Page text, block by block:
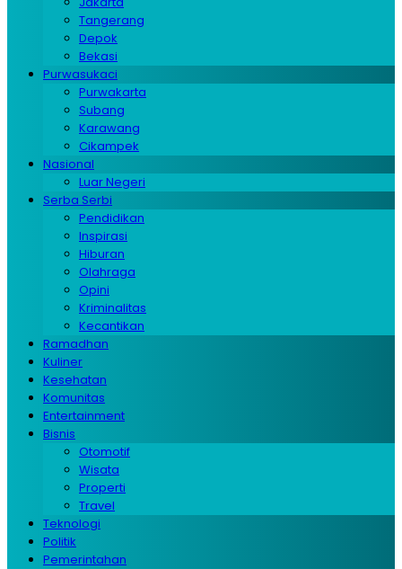
Tangerang
Depok
Bekasi
Purwasukaci
Purwakarta
Subang
Karawang
Cikampek
Nasional
Luar Negeri
Serba Serbi
Pendidikan
Inspirasi
Hiburan
Olahraga
Opini
Kriminalitas
Kecantikan
Ramadhan
Kuliner
Kesehatan
Komunitas
Entertainment
Bisnis
Otomotif
Wisata
Properti
Travel
Teknologi
Politik
Pemerintahan